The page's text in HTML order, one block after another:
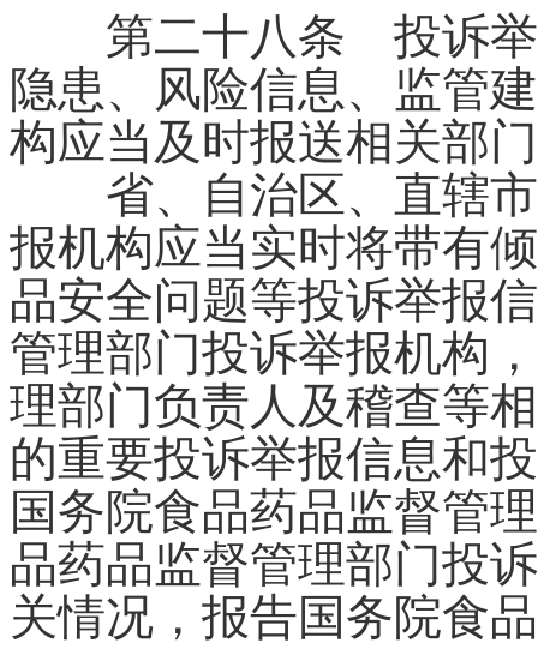
第二十八条 投诉举
隐患、风险信息、监管
构应当及时报送相关部
省、自治区、直辖市
报机构应当实时将带有
品安全问题等投诉举报
管理部门投诉举报机构
理部门负责人及稽查等
的重要投诉举报信息和
国务院食品药品监督管
品药品监督管理部门投
关情况，报告国务院食